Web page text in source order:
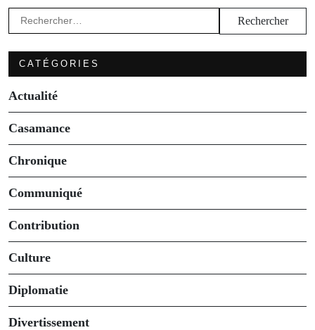
Rechercher :
CATÉGORIES
Actualité
Casamance
Chronique
Communiqué
Contribution
Culture
Diplomatie
Divertissement